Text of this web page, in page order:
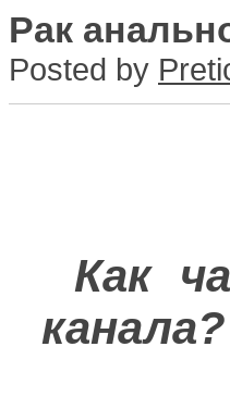
Рак
Posted by
Как
канала?